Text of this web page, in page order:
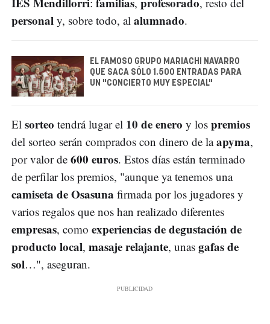
personal y, sobre todo, al alumnado.
EL FAMOSO GRUPO MARIACHI NAVARRO
QUE SACA SÓLO 1.500 ENTRADAS PARA
UN "CONCIERTO MUY ESPECIAL"
El sorteo tendrá lugar el 10 de enero y los premios
del sorteo serán comprados con dinero de laapyma,
por valor de 600 euros. Estos días están terminado
de perfilar los premios, "aunque ya tenemos una
camiseta de Osasuna firmada por los jugadores y
varios regalos que nos han realizado diferentes
empresas, como experiencias de degustación de
producto local, masaje relajante, unas gafas de
sol…", aseguran.